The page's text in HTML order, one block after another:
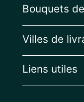
Bouquets
Villes de
Liens utiles